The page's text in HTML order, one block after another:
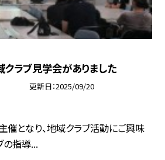
ラブ見学会がありました
更新日 2025/09/20
となり、地域クラブ活動にご興味
の指導...